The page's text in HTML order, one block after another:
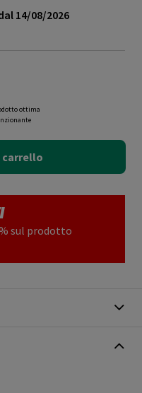
14/08/2026
ottima
carrello
sul prodotto